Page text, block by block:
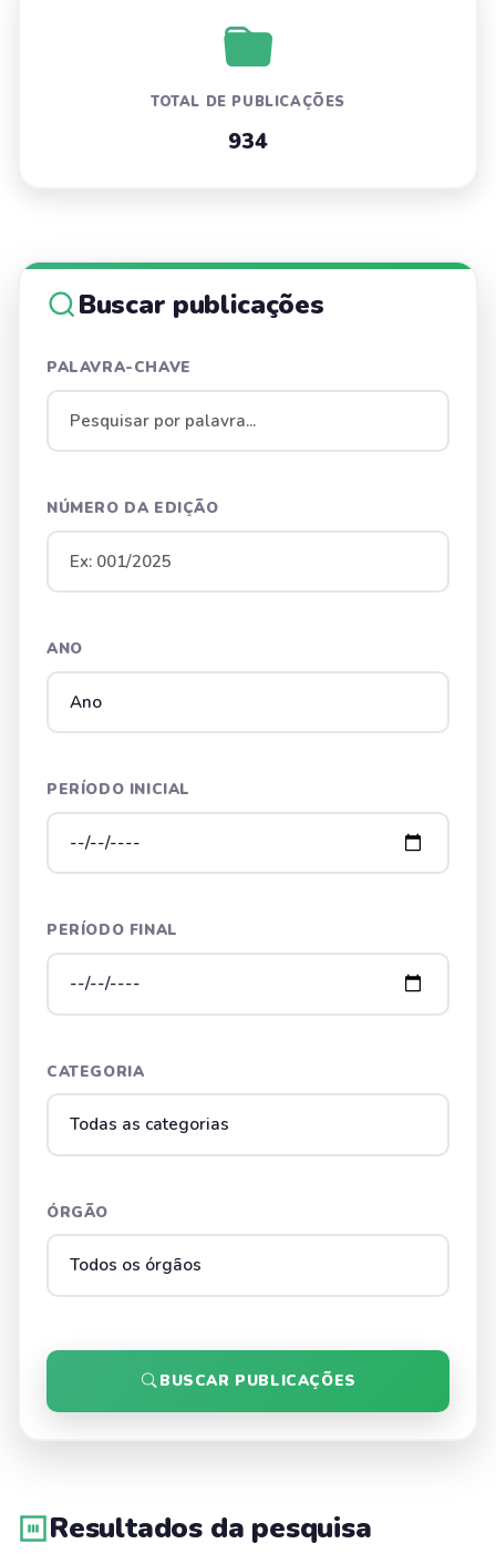
TOTAL DE PUBLICAÇÕES
934
Buscar publicações
PALAVRA-CHAVE
NÚMERO DA EDIÇÃO
ANO
PERÍODO INICIAL
PERÍODO FINAL
CATEGORIA
ÓRGÃO
BUSCAR PUBLICAÇÕES
Resultados da pesquisa